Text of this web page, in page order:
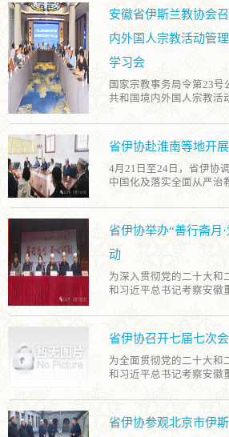
进一步落实全面从严治教
管事的长效机制，推动伊
积极发挥桥梁纽带作用，
群众的合理诉求，引导全
振兴、公益慈善等工作，
徽篇章凝聚合力。
了教职人员资格认定考试
定是依法管理伊斯兰教事
队伍建设的重要途径。此
教教职人员资格认定的“
国爱社会主义的政治自觉
一步，省伊协将完善相关
健康传承。
注》介绍”等方面，对《
细梳理，对《节选简注》
坚持中国特色伊斯兰教经
中国化方向的基础性工程
化走深走实关键所在，意
中华优秀传统文化体现伊
职人员工作需要，重点突
评。
安徽省伊斯兰教协会
内外国人宗教活动管
学习会
国家宗教事务局令第23
共和国境内外国人宗教活
开会议，专题学习《中华
活动管理规定实施细则》
进一步完善了境内外国人
落实全国宗教工作会议精
外国人正常宗教活动和境
络职责，指导各地伊斯兰
依规开展涉外宗教活动，
强抵御极端思想渗透的思
护安徽省伊斯兰教领域和
省伊协赴淮南等地开
4月21日至24日，省伊协
中国化及落实全面从严治
及联络与舆情中心派员参
地考察淮南市寿县清真大
州市城里清真寺等13个宗
资料，与民主管理组织、
解各地场所中国化建设及
在问题。座谈会上，调研
“五史”主题教育活动，不
教主体责任，严格落实宗
管理的相关规定。要系统
充分挖掘宗教活动场所的
斯兰教与社会主义社会相
度重点工作之一，也是深
斯兰教中国化实践路径、
省伊协举办“善行斋月
动
为深入贯彻党的二十大和
和习近平总书记考察安徽
在蚌埠市天桥清真寺举办
善活动暨“卧尔兹”演讲交
协领导班子成员及教职人
参加。 4名优秀教职人员
中国化方向”“践行崇俭戒
国、中道等价值准则和勤
斋月期间，全省伊斯兰教
省伊协召开七届七次
为全面贯彻党的二十大和
和习近平总书记考察安徽
会长办公会，省伊协全体
议，省委统战部、省民宗
部纪检监察组相关处室负
省伊协参观北京市伊